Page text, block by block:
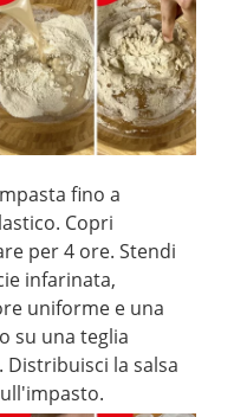
fino a
Copri
per 4 ore. Stendi
infarinata,
uniforme e una
su una teglia
la salsa